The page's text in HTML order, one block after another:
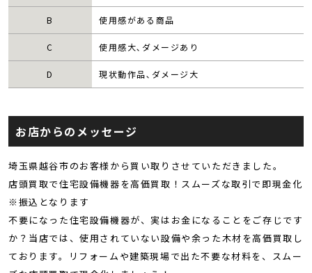
B 使用感がある商品
C 使用感大､ダメージあり
D 現状動作品､ダメージ大
お店からのメッセージ
埼玉県越谷市のお客様から買い取りさせていただきました。
店頭買取で住宅設備機器を高価買取！スムーズな取引で即現金化
※振込となります
不要になった住宅設備機器が、実はお金になることをご存じです
か？当店では、使用されていない設備や余った木材を高価買取し
ております。リフォームや建築現場で出た不要な材料を、スムー